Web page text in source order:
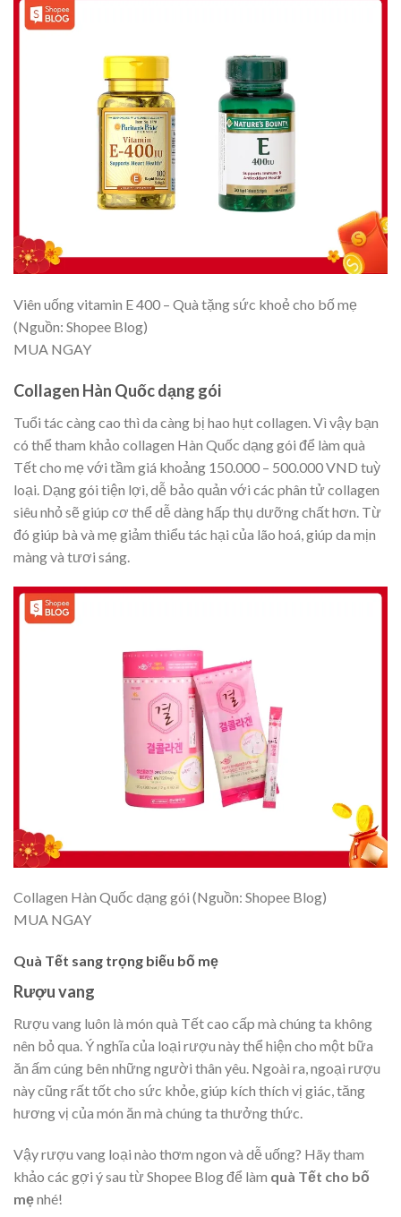
Viên uống vitamin E 400 – Quà tặng sức khoẻ cho bố mẹ
(Nguồn: Shopee Blog)
MUA NGAY
Collagen Hàn Quốc dạng gói
Tuổi tác càng cao thì da càng bị hao hụt collagen. Vì vậy bạn
có thể tham khảo collagen Hàn Quốc dạng gói để làm quà
Tết cho mẹ với tầm giá khoảng 150.000 – 500.000 VND tuỳ
loại. Dạng gói tiện lợi, dễ bảo quản với các phân tử collagen
siêu nhỏ sẽ giúp cơ thể dễ dàng hấp thụ dưỡng chất hơn. Từ
đó giúp bà và mẹ giảm thiểu tác hại của lão hoá, giúp da mịn
màng và tươi sáng.
Collagen Hàn Quốc dạng gói (Nguồn: Shopee Blog)
MUA NGAY
Quà Tết sang trọng biếu bố mẹ
Rượu vang
Rượu vang luôn là món quà Tết cao cấp mà chúng ta không
nên bỏ qua. Ý nghĩa của loại rượu này thể hiện cho một bữa
ăn ấm cúng bên những người thân yêu. Ngoài ra, ngoại rượu
này cũng rất tốt cho sức khỏe, giúp kích thích vị giác, tăng
hương vị của món ăn mà chúng ta thưởng thức.
Vậy rượu vang loại nào thơm ngon và dễ uống? Hãy tham
khảo các gợi ý sau từ Shopee Blog để làm quà Tết cho bố
mẹnhé!